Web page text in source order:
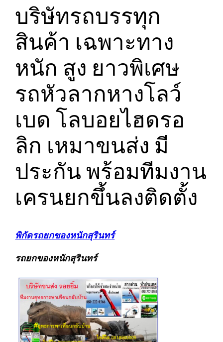
บริษัทรถบรรทุก
สินค้า เฉพาะทาง
หนัก สูง ยาวพิเศษ
รถหัวลากหางโลว์
เบด โลบอยไฮดรอ
ลิก เหมาขนส่ง มี
ประกัน พร้อมทีมงาน
เครนยกขึ้นลงติดตั้ง
พิกัดรถยกของหนักสุรินทร์
รถยกของหนักสุรินทร์